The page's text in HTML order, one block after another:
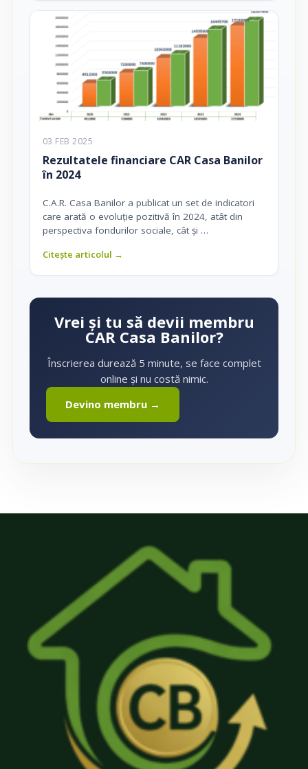
03 FEB 2025
Rezultatele financiare CAR Casa Banilor
în 2024
C.A.R. Casa Banilor a publicat un set de indicatori
care arată o evoluție pozitivă în 2024, atât din
perspectiva fondurilor sociale, cât și …
Citește articolul →
Vrei și tu să devii membru
CAR Casa Banilor?
Înscrierea durează 5 minute, se face complet
online și nu costă nimic.
Devino membru →